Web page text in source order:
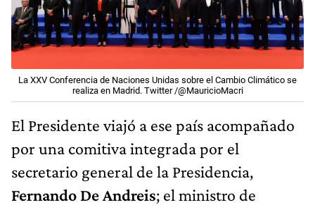
La XXV Conferencia de Naciones Unidas sobre el Cambio Climático se
realiza en Madrid. Twitter /@MauricioMacri
El Presidente viajó a ese país acompañado
por una comitiva integrada por el
secretario general de la Presidencia,
Fernando De Andreis; el ministro de